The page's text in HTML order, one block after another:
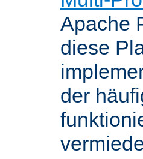
Apache
diese
der